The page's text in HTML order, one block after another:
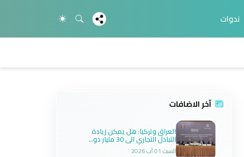
ندوات
آخر الاضافات
العراق وتركيا: هل يمكن زيادة
التبادل التجاري الى 30 مليار دو...
السبت 01 آب 2026